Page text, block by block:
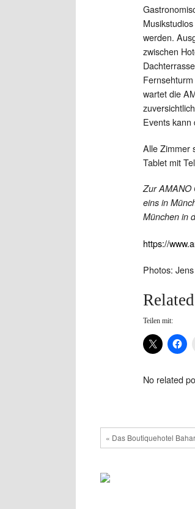
werden.
zwischen
wartet die
Events kann
Alle Zimmer
Tablet mit
Zur AMANO
eins in
München in
https://
Photos:
Teilen mit:
No related
« Das Boutiquehotel